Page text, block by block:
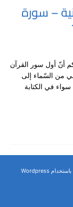
– سورة
أنّ أول سور القرآن
من الوحي من السّماء إلى
سواء في الكتابة
باستخدام Wordpress